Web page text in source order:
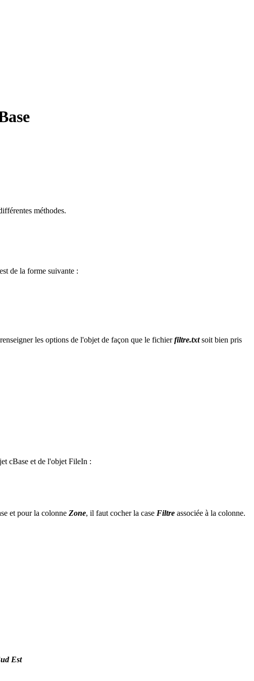
méthodes.
de la forme suivante :
les options de l'objet de façon que le fichierfiltre.txtsoit bien pris
cBase et de l'objet FileIn :
et pour la colonne Zone, il faut cocher la case Filtre associée à la colonne.
Est